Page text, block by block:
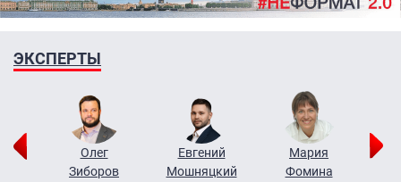
ЭКСПЕРТЫ
Олег
Зиборов
Евгений
Мошняцкий
Мария
Фомина